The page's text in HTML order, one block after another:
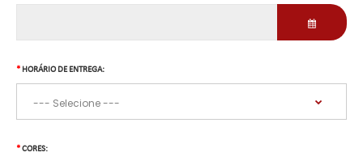
HORÁRIO DE ENTREGA:
CORES: